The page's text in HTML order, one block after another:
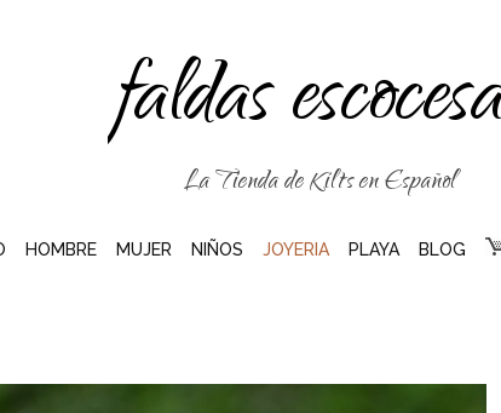
faldas
La Tienda de Kilts en Español
HOMBRE MUJER NIÑOS JOYERIA PLAYA BLOG